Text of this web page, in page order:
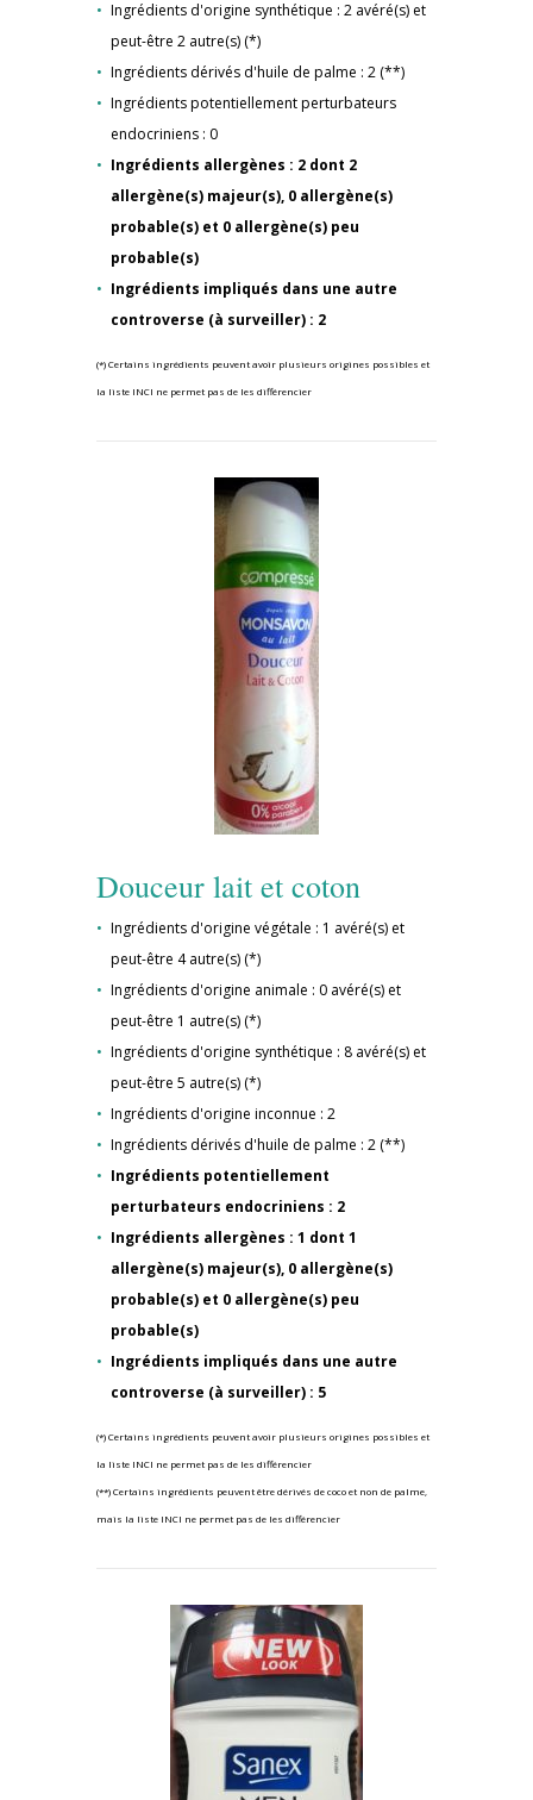
Ingrédients d'origine synthétique : 2 avéré(s) et
peut-être 2 autre(s) (*)
Ingrédients dérivés d'huile de palme : 2 (**)
Ingrédients potentiellement perturbateurs
endocriniens : 0
Ingrédients allergènes : 2 dont 2
allergène(s) majeur(s), 0 allergène(s)
probable(s) et 0 allergène(s) peu
probable(s)
Ingrédients impliqués dans une autre
controverse (à surveiller) : 2
(*) Certains ingrédients peuvent avoir plusieurs origines possibles et
la liste INCI ne permet pas de les différencier
Douceur lait et coton
Ingrédients d'origine végétale : 1 avéré(s) et
peut-être 4 autre(s) (*)
Ingrédients d'origine animale : 0 avéré(s) et
peut-être 1 autre(s) (*)
Ingrédients d'origine synthétique : 8 avéré(s) et
peut-être 5 autre(s) (*)
Ingrédients d'origine inconnue : 2
Ingrédients dérivés d'huile de palme : 2 (**)
Ingrédients potentiellement
perturbateurs endocriniens : 2
Ingrédients allergènes : 1 dont 1
allergène(s) majeur(s), 0 allergène(s)
probable(s) et 0 allergène(s) peu
probable(s)
Ingrédients impliqués dans une autre
controverse (à surveiller) : 5
(*) Certains ingrédients peuvent avoir plusieurs origines possibles et
la liste INCI ne permet pas de les différencier
(**) Certains ingrédients peuvent être dérivés de coco et non de palme,
mais la liste INCI ne permet pas de les différencier